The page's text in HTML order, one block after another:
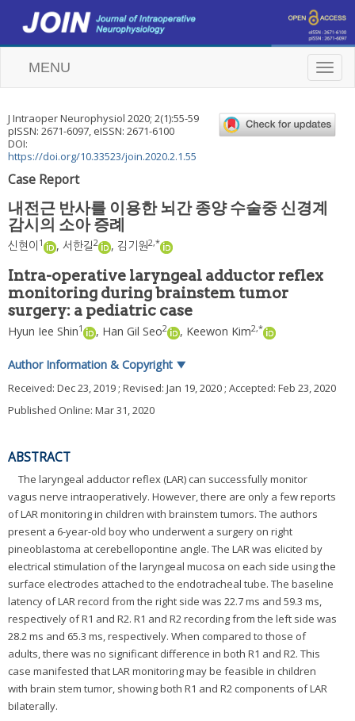
T
o
l
e
MENU
J Intraoper Neurophysiol 2020; 2(1):55-59
pISSN: 2671-6097, eISSN: 2671-6100
DOI:
https://doi.org/10.33523/join.2020.2.1.55
Case Report
내전근 반사를 이용한 뇌간 종양 수술중 신경계
감시의 소아 증례
신현이 1 , 서한길2 , 김기원2,*
Intra-operative laryngeal adductor reflex
monitoring during brainstem tumor
surgery: a pediatric case
Hyun Iee Shin1 , Han Gil Seo2 , Keewon Kim2,*
Author Information & Copyright ▼
Received: Dec 23, 2019 ; Revised: Jan 19, 2020 ; Accepted: Feb 23, 2020
Published Online: Mar 31, 2020
ABSTRACT
The laryngeal adductor reflex (LAR) can successfully monitor
vagus nerve intraoperatively. However, there are only a few reports
of LAR monitoring in children with brainstem tumors. The authors
present a 6-year-old boy who underwent a surgery on right
pineoblastoma at cerebellopontine angle. The LAR was elicited by
electrical stimulation of the laryngeal mucosa on each side using the
surface electrodes attached to the endotracheal tube. The baseline
latency of LAR record from the right side was 22.7 ms and 59.3 ms,
respectively of R1 and R2. R1 and R2 recording from the left side was
28.2 ms and 65.3 ms, respectively. When compared to those of
adults, there was no significant difference in both R1 and R2. This
case manifested that LAR monitoring may be feasible in children
with brain stem tumor, showing both R1 and R2 components of LAR
bilaterally.